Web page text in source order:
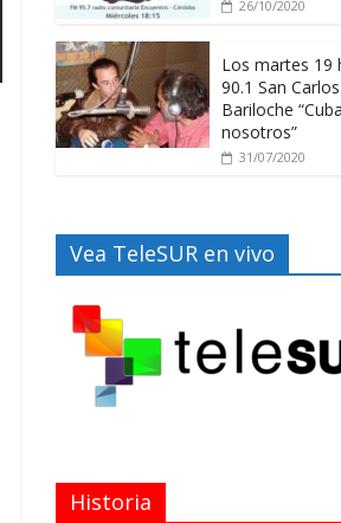
26/10/2020
Los martes 19
90.1 San
Bariloche
nosotros”
31/07/2020
Vea TeleSUR en vivo
Historia